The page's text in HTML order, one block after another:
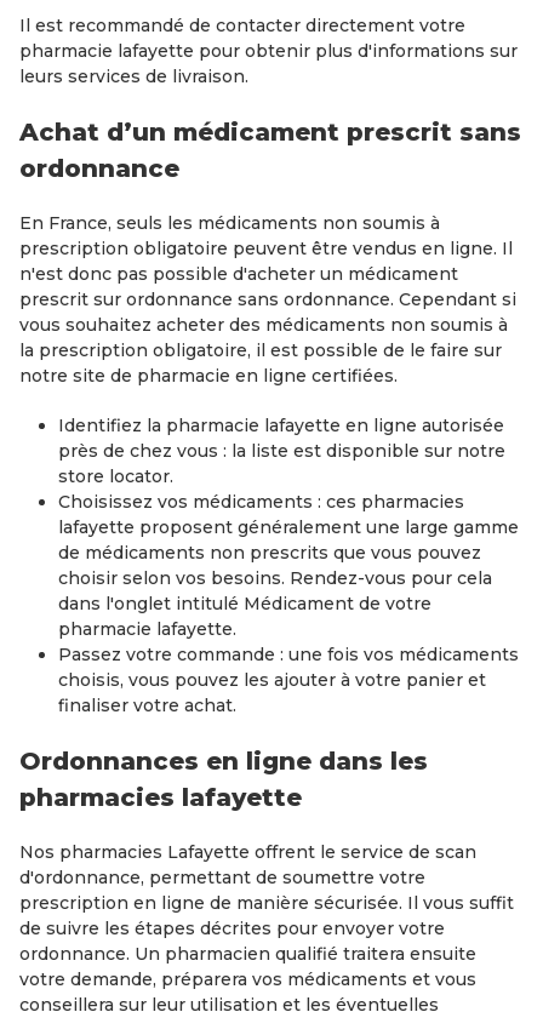
Il est recommandé de contacter directement votre
pharmacie lafayette pour obtenir plus d'informations sur
leurs services de livraison.
Achat d’un médicament prescrit sans
ordonnance
En France, seuls les médicaments non soumis à
prescription obligatoire peuvent être vendus en ligne. Il
n'est donc pas possible d'acheter un médicament
prescrit sur ordonnance sans ordonnance. Cependant si
vous souhaitez acheter des médicaments non soumis à
la prescription obligatoire, il est possible de le faire sur
notre site de pharmacie en ligne certifiées.
Identifiez la pharmacie lafayette en ligne autorisée
près de chez vous : la liste est disponible sur notre
store locator.
Choisissez vos médicaments : ces pharmacies
lafayette proposent généralement une large gamme
de médicaments non prescrits que vous pouvez
choisir selon vos besoins. Rendez-vous pour cela
dans l'onglet intitulé Médicament de votre
pharmacie lafayette.
Passez votre commande : une fois vos médicaments
choisis, vous pouvez les ajouter à votre panier et
finaliser votre achat.
Ordonnances en ligne dans les
pharmacies lafayette
Nos pharmacies Lafayette offrent le service de scan
d'ordonnance, permettant de soumettre votre
prescription en ligne de manière sécurisée. Il vous suffit
de suivre les étapes décrites pour envoyer votre
ordonnance. Un pharmacien qualifié traitera ensuite
votre demande, préparera vos médicaments et vous
conseillera sur leur utilisation et les éventuelles